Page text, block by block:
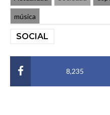
música
SOCIAL
8,235